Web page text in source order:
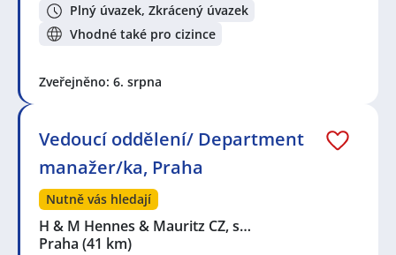
Plný úvazek, Zkrácený úvazek
Vhodné také pro cizince
Zveřejněno: 6. srpna
Vedoucí oddělení/ Department
manažer/ka, Praha
Nutně vás hledají
H & M Hennes & Mauritz CZ, s…
Praha (41 km)